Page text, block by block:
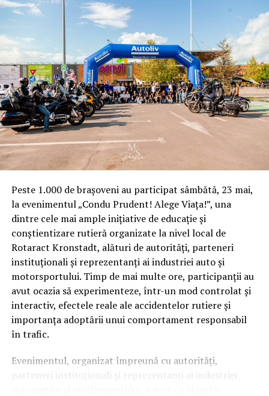
Peste 1.000 de brașoveni au participat sâmbătă, 23 mai,
la evenimentul „Condu Prudent! Alege Viața!”, una
dintre cele mai ample inițiative de educație și
conștientizare rutieră organizate la nivel local de
Rotaract Kronstadt, alături de autorități, parteneri
instituționali și reprezentanți ai industriei auto și
motorsportului. Timp de mai multe ore, participanții au
avut ocazia să experimenteze, într-un mod controlat și
interactiv, efectele reale ale accidentelor rutiere și
importanța adoptării unui comportament responsabil
în trafic.
Evenimentul, organizat împreună cu autorități,
parteneri instituționali și reprezentanți ai industriei